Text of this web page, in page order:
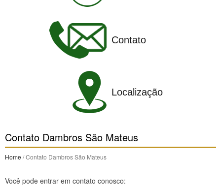
Contato
Localização
Contato Dambros São Mateus
Home / Contato Dambros São Mateus
Você pode entrar em contato conosco: